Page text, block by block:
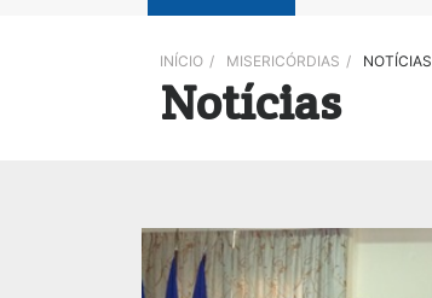
INÍCIO / MISERICÓRDIAS / NOTÍCIAS
Notícias